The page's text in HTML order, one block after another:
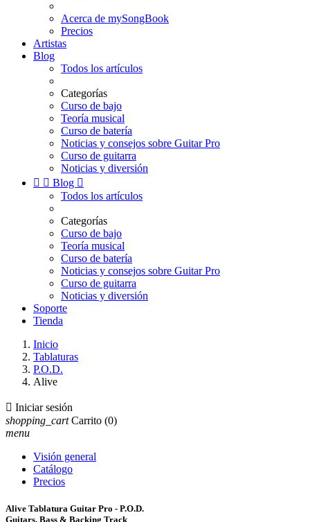
Acerca de mySongBook
Precios
Artistas
Blog
Todos los artículos
Categorías
Curso de bajo
Teoría musical
Curso de batería
Noticias y consejos sobre Guitar Pro
Curso de guitarra
Noticias y diversión
  Blog 
Todos los artículos
Categorías
Curso de bajo
Teoría musical
Curso de batería
Noticias y consejos sobre Guitar Pro
Curso de guitarra
Noticias y diversión
Soporte
Tienda
Inicio
Tablaturas
P.O.D.
Alive
 Iniciar sesión
shopping_cart Carrito (0)
menu
Visión general
Catálogo
Precios
Alive Tablatura Guitar Pro - P.O.D.
Guitars, Bass & Backing Track